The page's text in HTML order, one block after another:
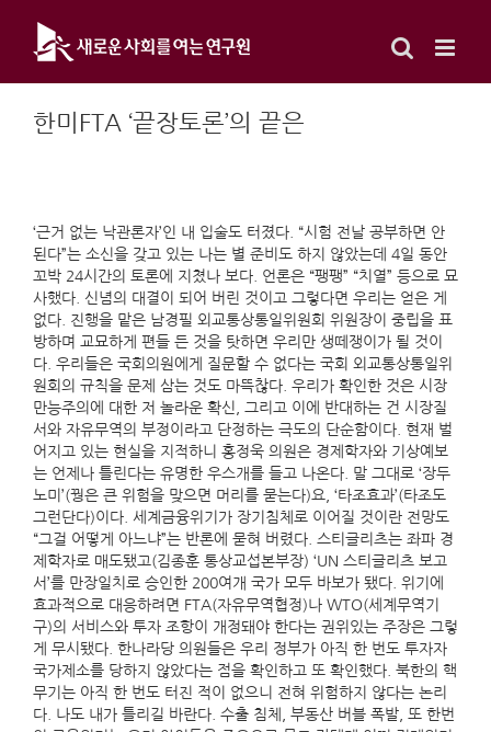
content
한미FTA ‘끝장토론’의 끝은
‘근거 없는 낙관론자’인 내 입술도 터졌다. “시험 전날 공부하면 안
된다”는 소신을 갖고 있는 나는 별 준비도 하지 않았는데 4일 동안
꼬박 24시간의 토론에 지쳤나 보다. 언론은 “팽팽” “치열” 등으로 묘
사했다. 신념의 대결이 되어 버린 것이고 그렇다면 우리는 얻은 게
없다. 진행을 맡은 남경필 외교통상통일위원회 위원장이 중립을 표
방하며 교묘하게 편들 든 것을 탓하면 우리만 생떼쟁이가 될 것이
다. 우리들은 국회의원에게 질문할 수 없다는 국회 외교통상통일위
원회의 규칙을 문제 삼는 것도 마뜩찮다. 우리가 확인한 것은 시장
만능주의에 대한 저 놀라운 확신, 그리고 이에 반대하는 건 시장질
서와 자유무역의 부정이라고 단정하는 극도의 단순함이다. 현재 벌
어지고 있는 현실을 지적하니 홍정욱 의원은 경제학자와 기상예보
는 언제나 틀린다는 유명한 우스개를 들고 나온다. 말 그대로 ‘장두
노미’(꿩은 큰 위험을 맞으면 머리를 묻는다)요, ‘타조효과’(타조도
그런단다)이다. 세계금융위기가 장기침체로 이어질 것이란 전망도
“그걸 어떻게 아느냐”는 반론에 묻혀 버렸다. 스티글리츠는 좌파 경
제학자로 매도됐고(김종훈 통상교섭본부장) ‘UN 스티글리츠 보고
서’를 만장일치로 승인한 200여개 국가 모두 바보가 됐다. 위기에
효과적으로 대응하려면 FTA(자유무역협정)나 WTO(세계무역기
구)의 서비스와 투자 조항이 개정돼야 한다는 권위있는 주장은 그렇
게 무시됐다. 한나라당 의원들은 우리 정부가 아직 한 번도 투자자
국가제소를 당하지 않았다는 점을 확인하고 또 확인했다. 북한의 핵
무기는 아직 한 번도 터진 적이 없으니 전혀 위험하지 않다는 논리
다. 나도 내가 틀리길 바란다. 수출 침체, 부동산 버블 폭발, 또 한번